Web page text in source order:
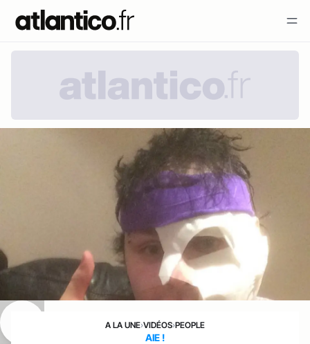
A LA UNE›VIDÉOS›PEOPLE
AIE !